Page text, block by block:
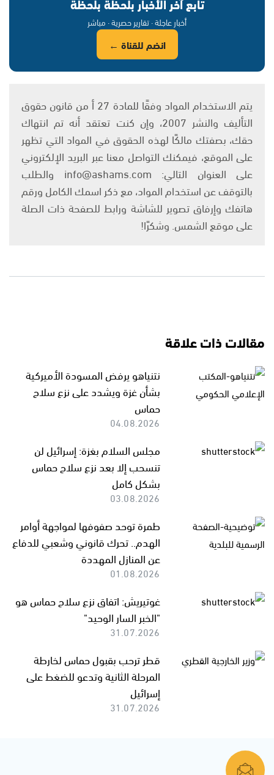
أخبار عاجلة · تقارير حصرية · مباشر
انضم للقناة ←
يتم الاستخدام المواد وفقًا للمادة 27 أ من قانون حقوق
التأليف والنشر 2007، وإن كنت تعتقد أنه تم انتهاك
حقك، بصفتك مالكًا لهذه الحقوق في المواد التي تظهر
على الموقع، فيمكنك التواصل معنا عبر البريد الإلكتروني
على العنوان التالي: info@ashams.com والطلب
بالتوقف عن استخدام المواد، مع ذكر اسمك الكامل ورقم
هاتفك وإرفاق تصوير للشاشة ورابط للصفحة ذات الصلة
على موقع الشمس. وشكرًا!
مقالات ذات علاقة
نتنياهو يرفض المسودة الأميركية
بشأن غزة ويشدد على نزع سلاح
حماس
04.08.2026
مجلس السلام بغزة: إسرائيل لن
تنسحب إلا بعد نزع سلاح حماس
بشكل كامل
03.08.2026
طمرة توحد صفوفها لمواجهة أوامر
الهدم.. تحرك قانوني وشعبي للدفاع
عن المنازل المهددة
01.08.2026
غوتيريش: اتفاق نزع سلاح حماس هو
"الخبر السار الوحيد"
31.07.2026
قطر ترحب بقبول حماس لخارطة
المرحلة الثانية وتدعو للضغط على
إسرائيل
31.07.2026